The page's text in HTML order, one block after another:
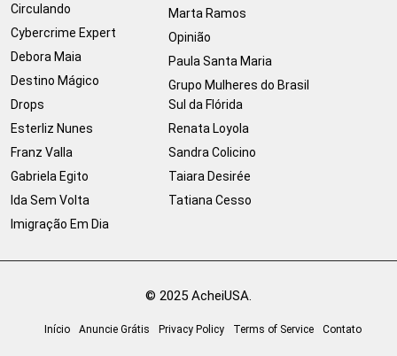
Circulando
Cybercrime Expert
Debora Maia
Destino Mágico
Drops
Esterliz Nunes
Franz Valla
Gabriela Egito
Ida Sem Volta
Imigração Em Dia
Marta Ramos
Opinião
Paula Santa Maria
Grupo Mulheres do Brasil
Sul da Flórida
Renata Loyola
Sandra Colicino
Taiara Desirée
Tatiana Cesso
© 2025 AcheiUSA.
Início Anuncie Grátis Privacy Policy Terms of Service Contato